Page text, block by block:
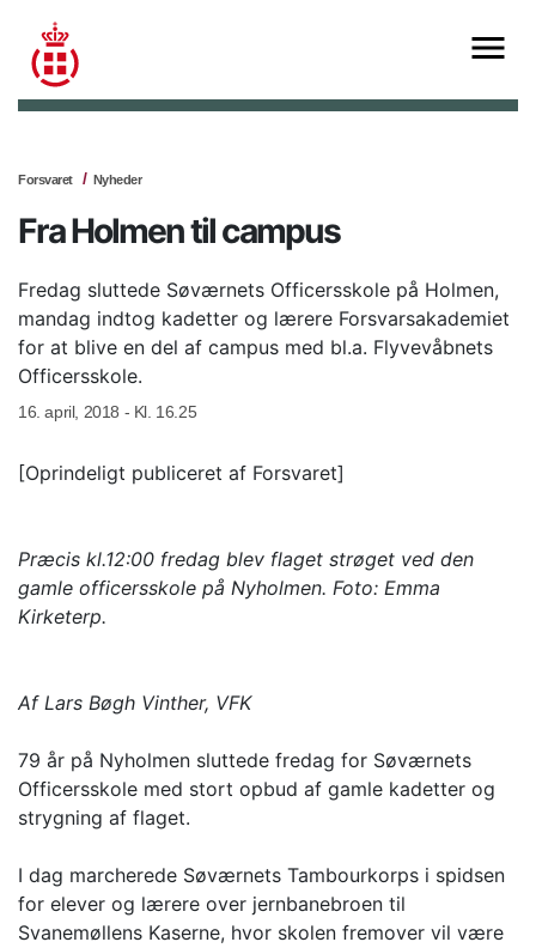
Forsvaret Nyheder
Fra Holmen til campus
Fredag sluttede Søværnets Officersskole på Holmen,
mandag indtog kadetter og lærere Forsvarsakademiet
for at blive en del af campus med bl.a. Flyvevåbnets
Officersskole.
16. april, 2018 - Kl. 16.25
[Oprindeligt publiceret af Forsvaret]
Præcis kl.12:00 fredag blev flaget strøget ved den
gamle officersskole på Nyholmen. Foto: Emma
Kirketerp.
Af Lars Bøgh Vinther, VFK
79 år på Nyholmen sluttede fredag for Søværnets
Officersskole med stort opbud af gamle kadetter og
strygning af flaget.
I dag marcherede Søværnets Tambourkorps i spidsen
for elever og lærere over jernbanebroen til
Svanemøllens Kaserne, hvor skolen fremover vil være